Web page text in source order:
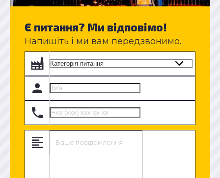
Є питання? Ми відповімо!
Напишіть і ми вам передзвонимо.